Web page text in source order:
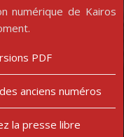
numérique de Kairos
PDF
anciens numéros
la presse libre